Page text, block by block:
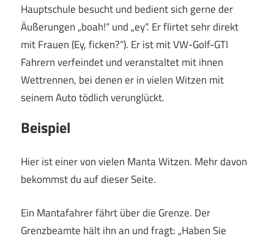
Hauptschule besucht und bedient sich gerne der
Äußerungen „boah!“ und „ey“. Er flirtet sehr direkt
mit Frauen (Ey, ficken?“). Er ist mit VW-Golf-GTI
Fahrern verfeindet und veranstaltet mit ihnen
Wettrennen, bei denen er in vielen Witzen mit
seinem Auto tödlich verunglückt.
Beispiel
Hier ist einer von vielen Manta Witzen. Mehr davon
bekommst du auf dieser Seite.
Ein Mantafahrer fährt über die Grenze. Der
Grenzbeamte hält ihn an und fragt: „Haben Sie